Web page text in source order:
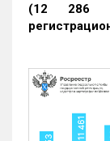
(12 286